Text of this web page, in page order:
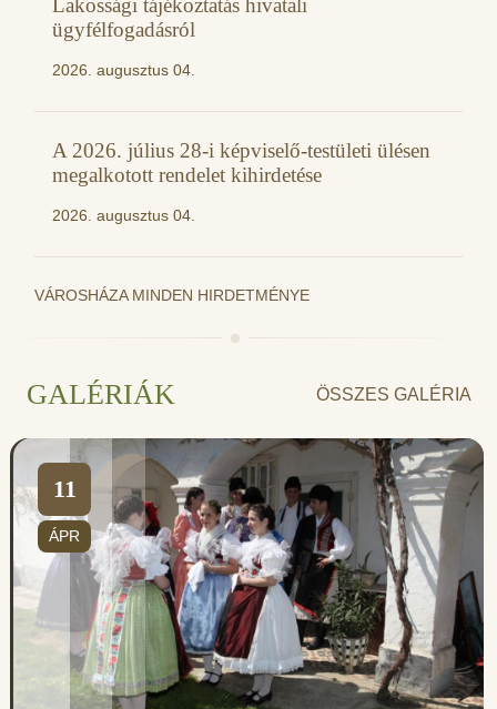
Lakossági tájékoztatás hivatali
ügyfélfogadásról
2026. augusztus 04.
A 2026. július 28-i képviselő-testületi ülésen
megalkotott rendelet kihirdetése
2026. augusztus 04.
VÁROSHÁZA MINDEN HIRDETMÉNYE
GALÉRIÁK ÖSSZES GALÉRIA
11
ÁPR